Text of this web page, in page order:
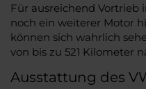
Für ausreichend Vortrieb
noch ein weiterer Motor
können sich wahrlich
von bis zu 521 Kilometer
Ausstattung des